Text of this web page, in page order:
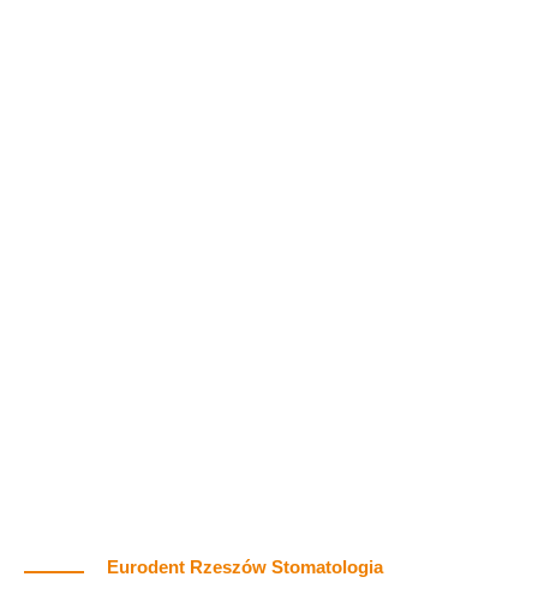
Eurodent Rzeszów Stomatologia